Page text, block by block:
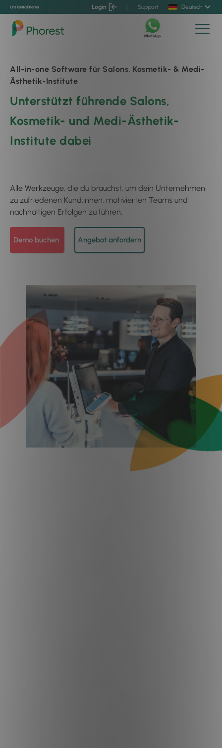
Uns kontaktieren Login | Support Deutsch
All-in-one Software für Salons, Kosmetik- & Medi-
Ästhetik-Institute
Unterstützt führende Salons,
Kosmetik- und Medi-Ästhetik-
Institute dabei
Alle Werkzeuge, die du brauchst, um dein Unternehmen
zu zufriedenen Kund:innen, motivierten Teams und
nachhaltigen Erfolgen zu führen.
Demo buchen Angebot anfordern